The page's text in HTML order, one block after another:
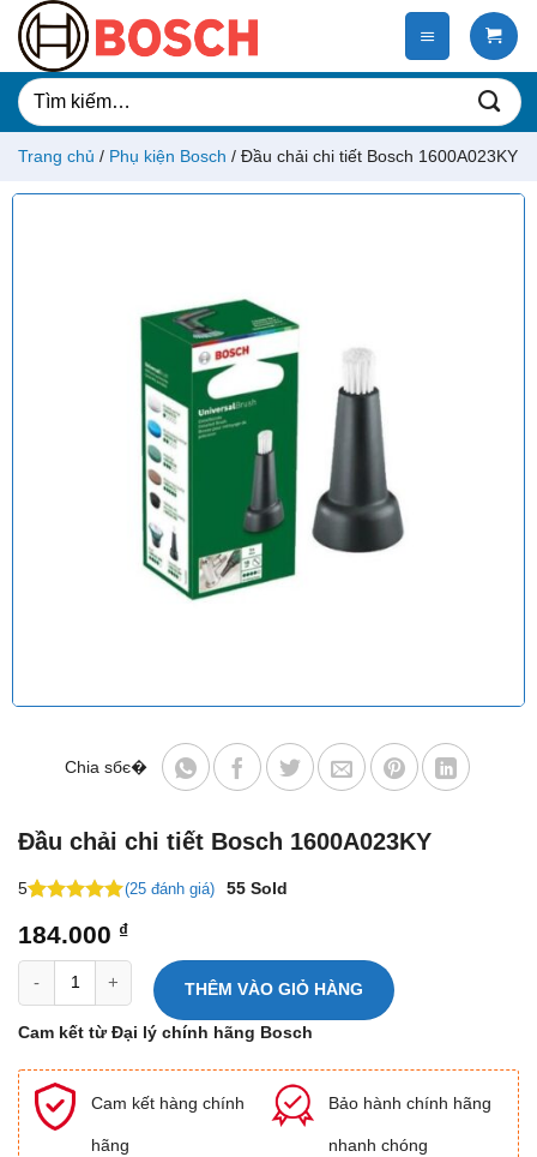
Chuyển
đến
dungTìm
kiếm:
Trang chủ / Phụ kiện Bosch / Đầu chải chi tiết Bosch 1600A023KY
Chia sбє�
Đầu chải chi tiết Bosch 1600A023KY
5
dựa trên
(25 đánh giá) 55 Sold
184.000 ₫
Đầu chải chi tiết Bosch 1600A023KY số lượng
THÊM VÀO GIỎ HÀNG
Cam kết từ Đại lý chính hãng Bosch
Cam kết hàng chính
hãng
Bảo hành chính hãng
nhanh chóng